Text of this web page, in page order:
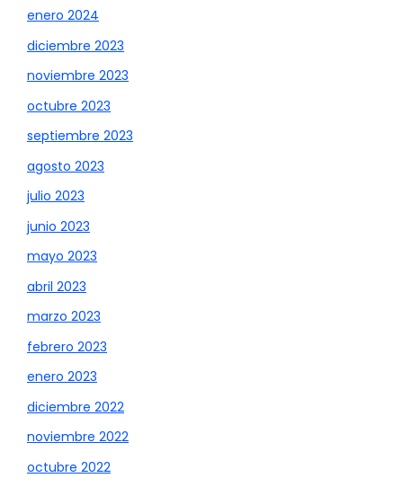
enero 2024
diciembre 2023
noviembre 2023
octubre 2023
septiembre 2023
agosto 2023
julio 2023
junio 2023
mayo 2023
abril 2023
marzo 2023
febrero 2023
enero 2023
diciembre 2022
noviembre 2022
octubre 2022